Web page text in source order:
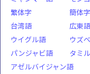
繁体字
簡体字
台湾語
広東語
ウイグル語
ウズ
パンジャビ語
タミ
アゼルバイジャン語